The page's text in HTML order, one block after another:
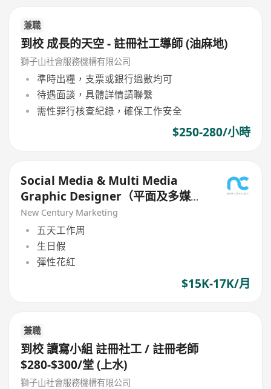
兼職
到校 成長的天空 - 註冊社工導師 (油麻地)
獅子山社會服務機構有限公司
準時出糧，支票或銀行過數均可
待遇面談，具體詳情請聯繫
需性罪行核查紀錄，確保工作安全
$250-280/小時
Social Media & Multi Media
Graphic Designer（平面及多媒體
設計師）
New Century Marketing
五天工作周
生日假
彈性花紅
$15K-17K/月
兼職
到校 讀寫小組 註冊社工 / 註冊老師
$280-$300/堂 (上水)
獅子山社會服務機構有限公司